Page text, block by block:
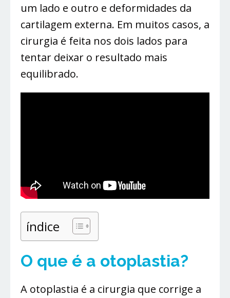
um lado e outro e deformidades da
cartilagem externa. Em muitos casos, a
cirurgia é feita nos dois lados para
tentar deixar o resultado mais
equilibrado.
índice
O que é a otoplastia?
A otoplastia é a cirurgia que corrige a